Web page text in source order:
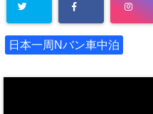
日本一周Nバン車中泊